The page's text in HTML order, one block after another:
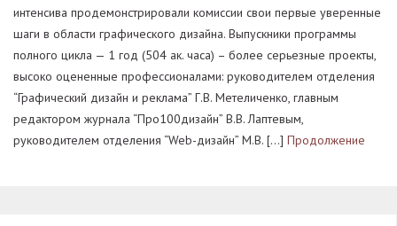
интенсива продемонстрировали комиссии свои первые уверенные
шаги в области графического дизайна. Выпускники программы
полного цикла — 1 год (504 ак. часа) – более серьезные проекты,
высоко оцененные профессионалами: руководителем отделения
“Графический дизайн и реклама” Г.В. Метеличенко, главным
редактором журнала “Про100дизайн” В.В. Лаптевым,
руководителем отделения “Web-дизайн” М.В. […] Продолжение